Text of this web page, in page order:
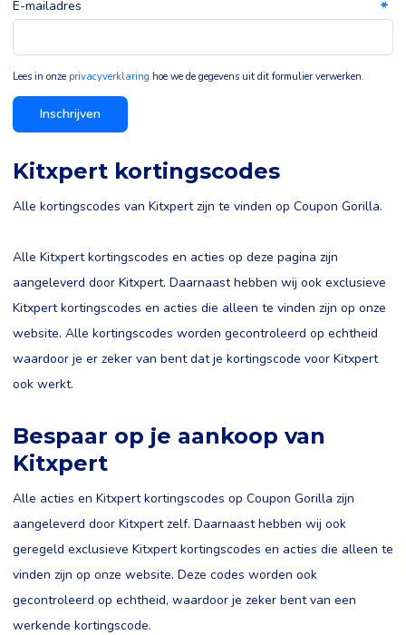
E-mailadres
Lees in onze privacyverklaring hoe we de gegevens uit dit formulier verwerken.
Inschrijven
Kitxpert kortingscodes
Alle kortingscodes van Kitxpert zijn te vinden op Coupon Gorilla.
Alle Kitxpert kortingscodes en acties op deze pagina zijn
aangeleverd door Kitxpert. Daarnaast hebben wij ook exclusieve
Kitxpert kortingscodes en acties die alleen te vinden zijn op onze
website. Alle kortingscodes worden gecontroleerd op echtheid
waardoor je er zeker van bent dat je kortingscode voor Kitxpert
ook werkt.
Bespaar op je aankoop van
Kitxpert
Alle acties en Kitxpert kortingscodes op Coupon Gorilla zijn
aangeleverd door Kitxpert zelf. Daarnaast hebben wij ook
geregeld exclusieve Kitxpert kortingscodes en acties die alleen te
vinden zijn op onze website. Deze codes worden ook
gecontroleerd op echtheid, waardoor je zeker bent van een
werkende kortingscode.